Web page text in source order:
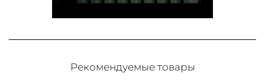
Рекомендуемые товары